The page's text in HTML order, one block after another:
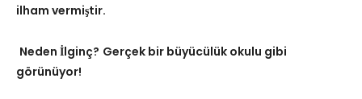
ilham vermiştir.
Neden İlginç? Gerçek bir büyücülük okulu gibi
görünüyor!